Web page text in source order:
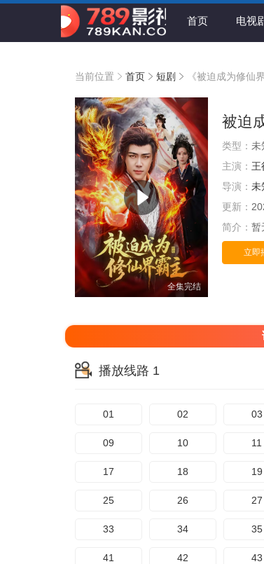
首页 电视
当前位置 首页 短剧 《被迫成为修仙
全集完结
被迫
类型： 未
主演： 王
导演： 未
更新：
简介： 暂
立即
播放线路 1
01 02 03
09 10 11
17 18 19
25 26 27
33 34 35
41 42 43